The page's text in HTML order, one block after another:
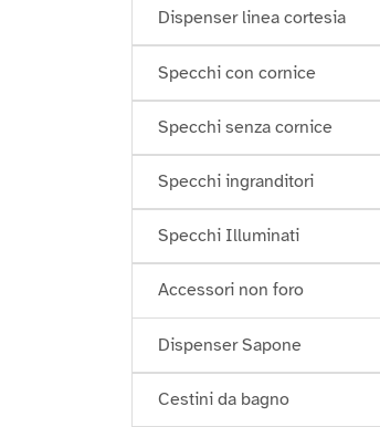
Dispenser linea cortesia
Specchi con cornice
Specchi senza cornice
Specchi ingranditori
Specchi Illuminati
Accessori non foro
Dispenser Sapone
Cestini da bagno